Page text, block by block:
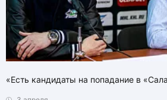
«Есть кандидаты на попадание в